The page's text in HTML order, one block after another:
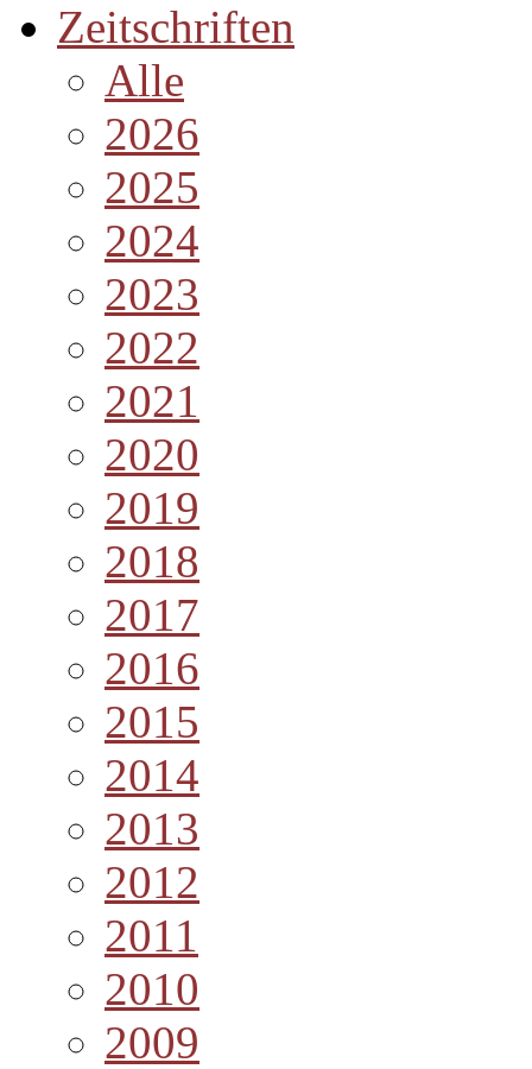
Zeitschriften
Alle
2026
2025
2024
2023
2022
2021
2020
2019
2018
2017
2016
2015
2014
2013
2012
2011
2010
2009